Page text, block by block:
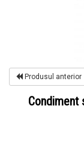
Produsul anterior
Condiment